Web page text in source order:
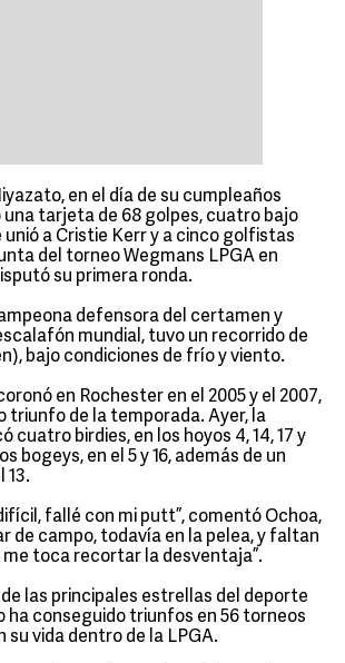
en el día de su cumpleaños
una tarjeta de 68 golpes, cuatro bajo
unió a Cristie Kerr y a cinco golfistas
del torneo Wegmans LPGA en
su primera ronda.
defensora del certamen y
mundial, tuvo un recorrido de
bajo condiciones de frío y viento.
en Rochester en el 2005 y el 2007,
triunfo de la temporada. Ayer, la
cuatro birdies, en los hoyos 4, 14, 17 y
bogeys, en el 5 y 16, además de un
13.
fallé con mi putt”, comentó Ochoa,
de campo, todavía en la pelea, y faltan
me toca recortar la desventaja”.
las principales estrellas del deporte
ha conseguido triunfos en 56 torneos
su vida dentro de la LPGA.